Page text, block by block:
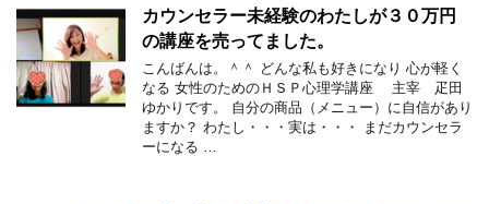
カウンセラー未経験のわたしが３０万円
の講座を売ってました。
こんばんは。＾＾ どんな私も好きになり 心が軽く
なる 女性のためのＨＳＰ心理学講座 主宰 疋田
ゆかりです。 自分の商品（メニュー）に自信があり
ますか？ わたし・・・実は・・・ まだカウンセラ
ーになる …